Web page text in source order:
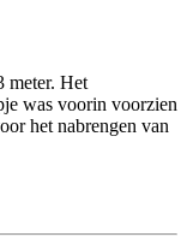
meter. Het
was voorin voorzien
het nabrengen van